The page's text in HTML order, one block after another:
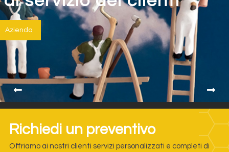
Azienda
Richiedi un preventivo
Offriamo ai nostri clienti servizi personalizzati e completi di